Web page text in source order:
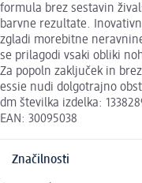
formula brez sestavin
barvne rezultate.
zgladi morebitne
se prilagodi vsaki obliki
Za popoln zaključek in
essie nudi dolgotrajno
dm številka izdelka:
EAN: 30095038
Značilnosti